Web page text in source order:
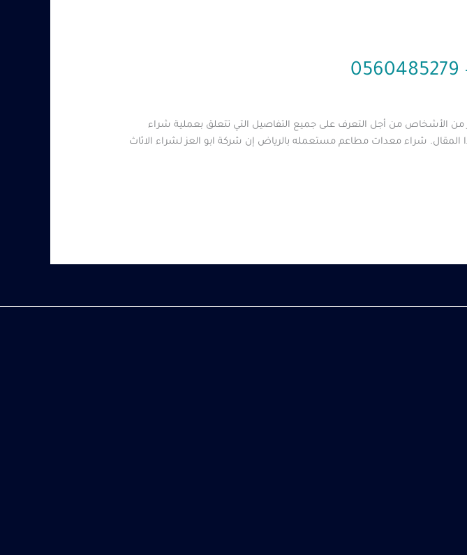
الأشخاص من أجل التعرف على جميع التفاصيل التي تتعلق بعملية شراء
شراء معدات مطاعم مستعمله بالرياض إن شركة ابو العز لشراء الاثاث